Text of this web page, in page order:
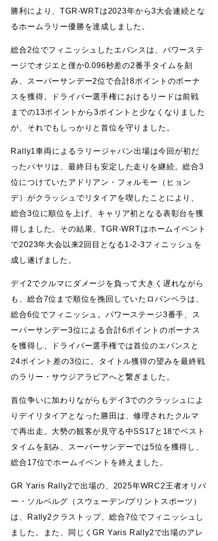
勝利により、TGR-WRTは2023年から3大会連続とな
るホームラリー優勝を達成しました。
総合2位でフィニッシュしたエバンスは、パワーステ
ージでオジエと僅か0.096秒差の2番手タイムを刻
み、スーパーサンデー2位で合計8ポイントのボーナ
スを獲得。ドライバー選手権におけるリードは前戦
までの13ポイントから3ポイントと少なくなりました
が、それでもしっかりと首位を守りました。
Rally1車両によるラリージャパン出場は今回が初だ
ったパヤリは、最終日も安定した走りを継続。総合3
位につけていたアドリアン・フォルモー（ヒョン
デ）がクラッシュでリタイアを喫したことにより、
総合3位に順位を上げ、キャリア初となる表彰台を獲
得しました。その結果、TGR-WRTはホームイベント
で2023年大会以来2回目となる1-2-3フィニッシュを
成し遂げました。
デイ2でクルマにダメージを負って大きく遅れながら
も、総合7位まで順位を挽回していたロバンペラは、
総合6位でフィニッシュ。パワーステージ3番手、ス
ーパーサンデー3位による合計6ポイントのボーナス
を獲得し、ドライバー選手権では首位のエバンスと
24ポイント差の3位に。タイトル獲得の望みを最終戦
のラリー・サウジアラビアへと繋ぎました。
首位争いに加わりながらもデイ3でのクラッシュによ
りデイリタイアとなった勝田は、修理されたクルマ
で再出走。大勢の観客が見守る中SS17と18でベスト
タイムを刻み、スーパーサンデーでは5位を獲得し、
総合17位でホームイベントを終えました。
GR Yaris Rally2で出場の、2025年WRC2王者オリバ
ー・ソルベルグ（スウェーデン/プリントスポーツ）
は、Rally2クラストップ、総合7位でフィニッシュし
ました。また、同じくGR Yaris Rally2で出場のアレ